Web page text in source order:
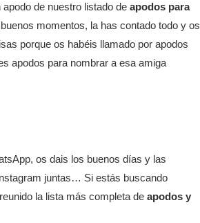
de nuestro listado de apodos para
momentos, la has contado todo y os
porque os habéis llamado por apodos
apodos para nombrar a esa amiga
os dais los buenos días y las
juntas… Si estás buscando
la lista más completa de apodos y